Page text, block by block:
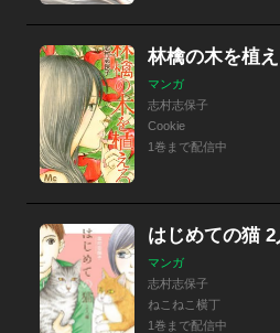
林檎の木を植
マンガ
志村志保子
Cookie
1巻まで配信中
はじめての猫 2
マンガ
志村志保子
ねこねこ横丁
1巻まで配信中